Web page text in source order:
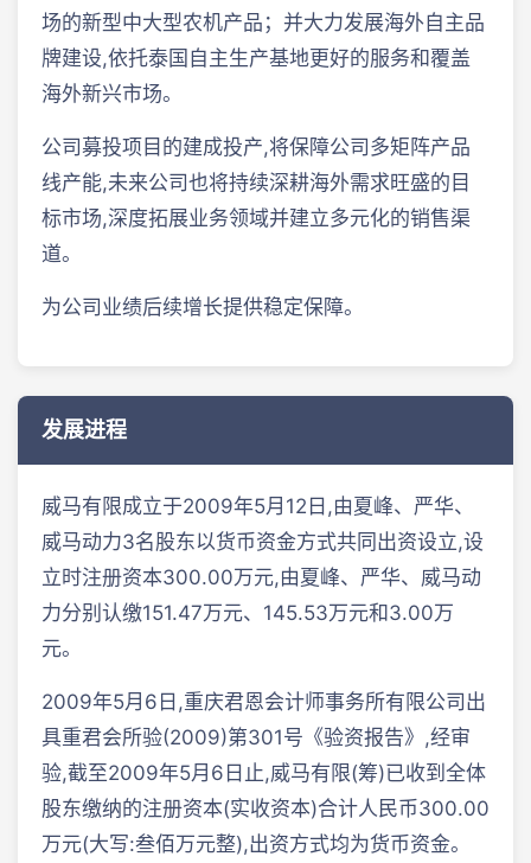
场的新型中大型农机产品；并大力发展海外自主品
牌建设,依托泰国自主生产基地更好的服务和覆盖
海外新兴市场。
公司募投项目的建成投产,将保障公司多矩阵产品
线产能,未来公司也将持续深耕海外需求旺盛的目
标市场,深度拓展业务领域并建立多元化的销售渠
道。
为公司业绩后续增长提供稳定保障。
发展进程
威马有限成立于2009年5月12日,由夏峰、严华、
威马动力3名股东以货币资金方式共同出资设立,设
立时注册资本300.00万元,由夏峰、严华、威马动
力分别认缴151.47万元、145.53万元和3.00万
元。
2009年5月6日,重庆君恩会计师事务所有限公司出
具重君会所验(2009)第301号《验资报告》,经审
验,截至2009年5月6日止,威马有限(筹)已收到全体
股东缴纳的注册资本(实收资本)合计人民币300.00
万元(大写:叁佰万元整),出资方式均为货币资金。